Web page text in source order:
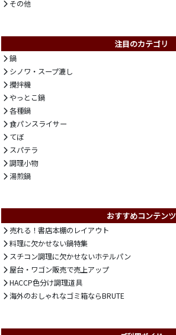
その他
注目のカテゴリ
鍋
シノワ・スープ漉し
攪拌機
やっとこ鍋
各種鍋
食パンスライサー
てぼ
スパテラ
調理小物
湯煎鍋
おすすめコンテンツ
売れる！書店本棚のレイアウト
料理に欠かせない鍋特集
スチコン調理に欠かせないホテルパン
屋台・ワゴン販売で売上アップ
HACCP色分け調理道具
海外のおしゃれなゴミ箱ならBRUTE